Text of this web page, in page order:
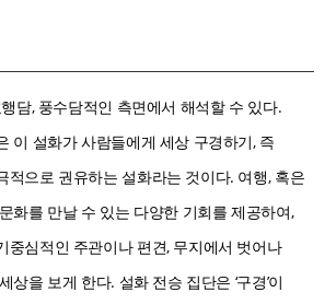
담, 풍수담적인 측면에서 해석할 수 있다.
이 설화가 사람들에게 세상 구경하기, 즉
적으로 권유하는 설화라는 것이다. 여행, 혹은
화를 만날 수 있는 다양한 기회를 제공하여,
중심적인 주관이나 편견, 무지에서 벗어나
상을 보게 한다. 설화 전승 집단은 ‘구경’이